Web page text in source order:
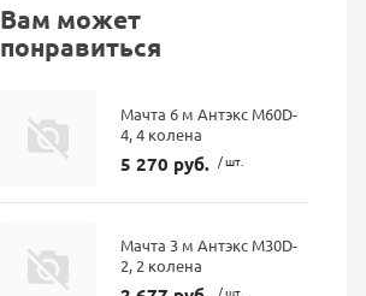
Вам может
понравиться
Мачта 6 м Антэкс M60D-
4, 4 колена
5 270 руб. / шт.
Мачта 3 м Антэкс M30D-
2, 2 колена
/ шт.